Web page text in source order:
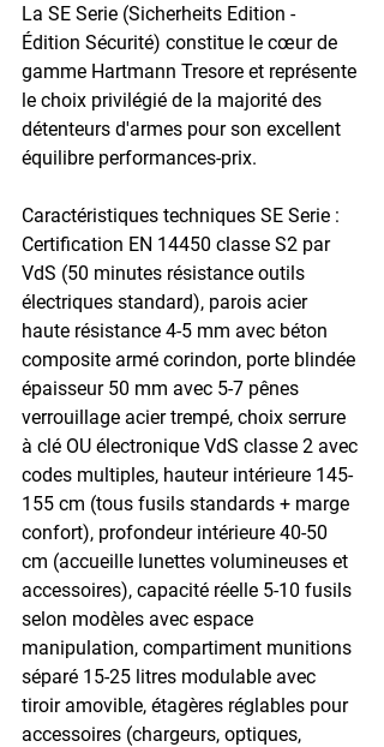
La SE Serie (Sicherheits Edition -
Édition Sécurité) constitue le cœur de
gamme Hartmann Tresore et représente
le choix privilégié de la majorité des
détenteurs d'armes pour son excellent
équilibre performances-prix.
Caractéristiques techniques SE Serie :
Certification EN 14450 classe S2 par
VdS (50 minutes résistance outils
électriques standard), parois acier
haute résistance 4-5 mm avec béton
composite armé corindon, porte blindée
épaisseur 50 mm avec 5-7 pênes
verrouillage acier trempé, choix serrure
à clé OU électronique VdS classe 2 avec
codes multiples, hauteur intérieure 145-
155 cm (tous fusils standards + marge
confort), profondeur intérieure 40-50
cm (accueille lunettes volumineuses et
accessoires), capacité réelle 5-10 fusils
selon modèles avec espace
manipulation, compartiment munitions
séparé 15-25 litres modulable avec
tiroir amovible, étagères réglables pour
accessoires (chargeurs, optiques,